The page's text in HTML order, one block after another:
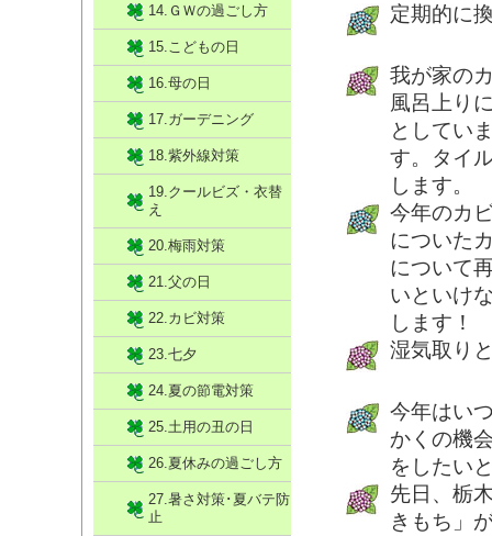
定期的に
我が家の
風呂上り
としてい
す。タイ
します。
今年のカ
についた
について
いといけ
します！
湿気取り
今年はい
かくの機
をしたい
先日、栃
きもち」
14.ＧＷの過ごし方
15.こどもの日
16.母の日
17.ガーデニング
18.紫外線対策
19.クールビズ・衣替
え
20.梅雨対策
21.父の日
22.カビ対策
23.七夕
24.夏の節電対策
25.土用の丑の日
26.夏休みの過ごし方
27.暑さ対策･夏バテ防
止